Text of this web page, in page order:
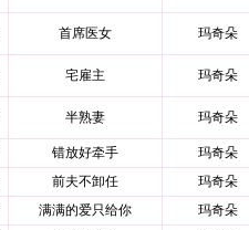
首席医女 玛奇朵
宅雇主 玛奇朵
半熟妻 玛奇朵
错放好牵手
玛奇朵
前夫不卸任
玛奇朵
满满的爱只给你
玛奇朵